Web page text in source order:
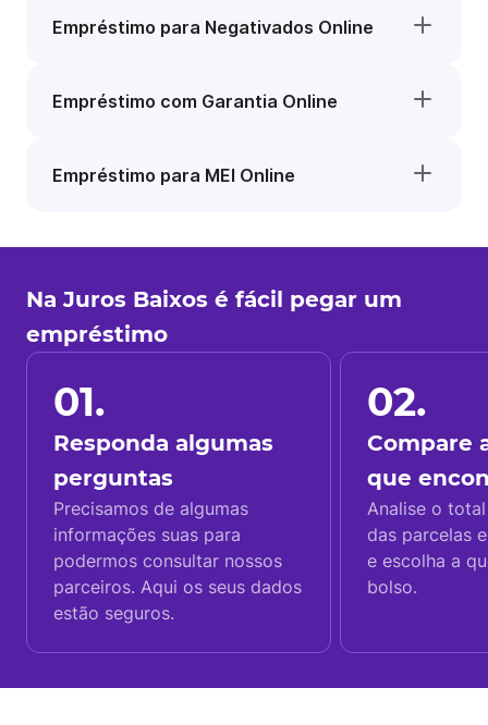
Empréstimo para Negativados Online
Empréstimo com Garantia Online
Empréstimo para MEI Online
Na Juros Baixos é fácil pegar um
empréstimo
01.
Responda algumas
perguntas
Precisamos de algumas
informações suas para
podermos consultar nossos
parceiros. Aqui os seus dados
estão seguros.
02.
Compare
que
Analise o
das parcelas
e escolha a
bolso.